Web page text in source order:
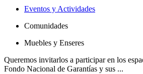
Eventos y Actividades
Comunidades
Muebles y Enseres
Queremos invitarlos a participar en los
Fondo Nacional de Garantías y sus ...